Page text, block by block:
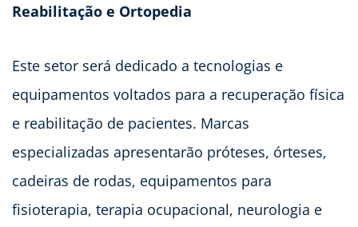
Reabilitação e Ortopedia
Este setor será dedicado a tecnologias e
equipamentos voltados para a recuperação física
e reabilitação de pacientes. Marcas
especializadas apresentarão próteses, órteses,
cadeiras de rodas, equipamentos para
fisioterapia, terapia ocupacional, neurologia e